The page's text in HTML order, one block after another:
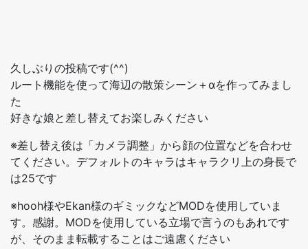
久しぶりの投稿です(^^)
ルート機能を使って海辺の散策シーン＋αを作ってみまし
た
好きな娘と差し替えてお楽しみください
※差し替え後は「カメラ調整」から顔の位置などを合わせ
てください。デフォルトのキャラはキャラクリ上の身長で
は25です
※hooh様やEkan様のギミックなどMODを使用していま
す。感謝。MODを使用している立場で言うのもあれです
が、そのまま転載することはご遠慮ください